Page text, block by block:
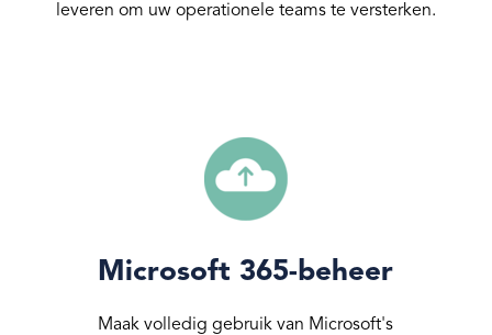
leveren om uw operationele teams te versterken.
Microsoft 365-beheer
Maak volledig gebruik van Microsoft's